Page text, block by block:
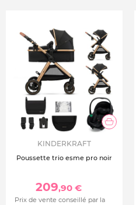
Compatible avec la base Mink
KINDERKRAFT
Poussette trio esme pro noir
209,90 €
Prix de vente conseillé par la